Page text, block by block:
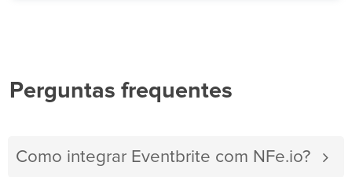
Perguntas frequentes
Como integrar Eventbrite com NFe.io?